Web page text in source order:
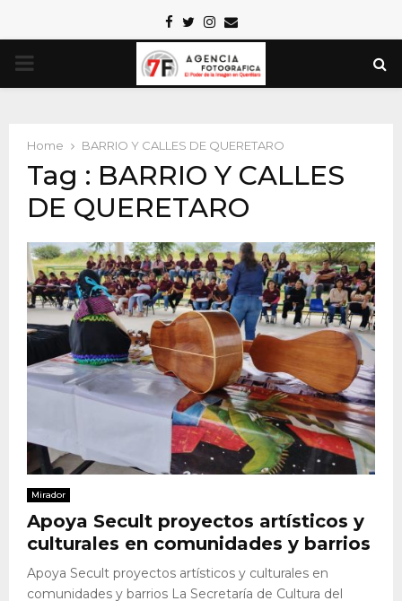
Facebook
TwitterInstagram
Email
PRIMARY
Home BARRIO Y CALLES DE QUERETARO
Tag : BARRIO Y CALLES
DE QUERETARO
Mirador
Apoya Secult proyectos artísticos y
culturales en comunidades y barrios
Apoya Secult proyectos artísticos y culturales en
comunidades y barrios La Secretaría de Cultura del